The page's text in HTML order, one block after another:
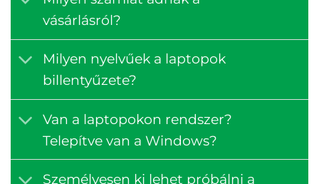
vásárlásról?
Milyen nyelvűek a laptopok
billentyűzete?
Van a laptopokon rendszer?
Telepítve van a Windows?
Személyesen ki lehet próbálni a